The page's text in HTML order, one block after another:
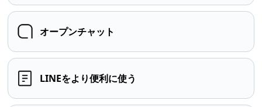
オープンチャット
LINEをより便利に使う